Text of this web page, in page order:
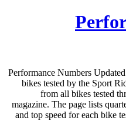
Performance Numbers
bikes tested by the Sport
from all bikes tested
magazine. The page lists
and top speed for each bike